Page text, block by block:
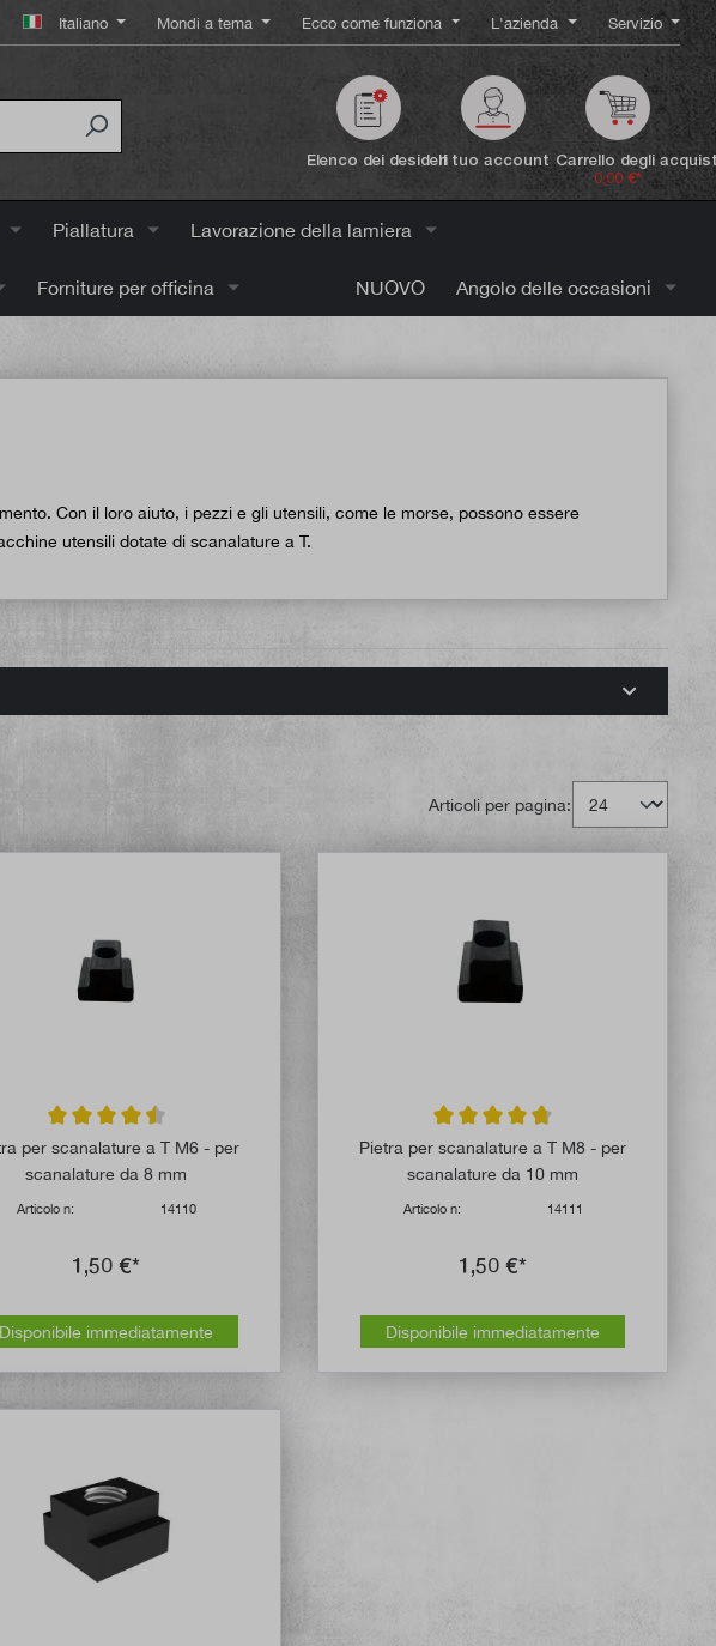
Italiano Mondi a tema Ecco come funziona L'azienda Servizio
Elenco dei desideriIl tuo account Carrello degli
0,00 €*
Piallatura Lavorazione della lamiera
Forniture per officina NUOVO Angolo delle occasioni
Con il loro aiuto, i pezzi e gli utensili, come le morse, possono essere
utensili dotate di scanalature a T.
Articoli per pagina:
Valutazione media di 4.5 su 5 stelle
per scanalature a T M6 - per
scanalature da 8 mm
Articolo n: 14110
1,50 €*
Disponibile immediatamente
Valutazione media di 4.7 su 5 stelle
Pietra per scanalature a T M8 - per
scanalature da 10 mm
Articolo n: 14111
1,50 €*
Disponibile immediatamente